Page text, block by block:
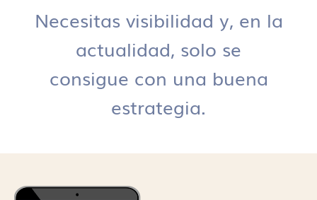
Necesitas visibilidad y, en la
actualidad, solo se
consigue con una buena
estrategia.